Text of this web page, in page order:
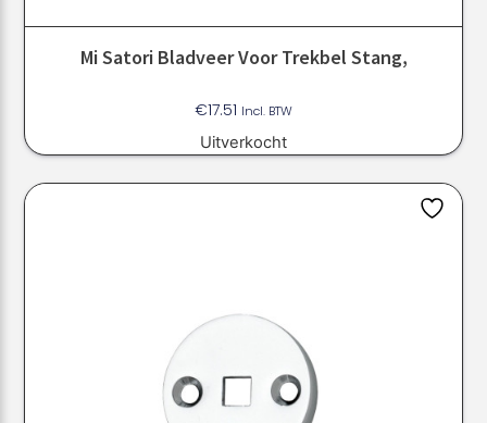
Mi Satori Bladveer Voor Trekbel Stang,
€17.51 Incl. BTW
Uitverkocht